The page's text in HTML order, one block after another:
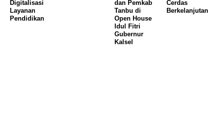
Digitalisasi
Layanan
Pendidikan
dan Pemkab
Tanbu di
Open House
Idul Fitri
Gubernur
Kalsel
Cerdas
Berkelanjutan